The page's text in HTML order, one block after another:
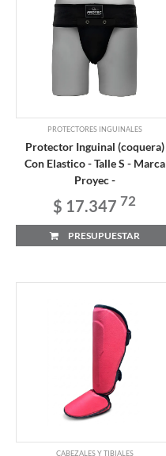
PROTECTORES INGUINALES
Protector Inguinal (coquera)
Con Elastico - Talle S - Marca
Proyec -
$ 17.347 72
PRESUPUESTAR
CABEZALES Y TIBIALES